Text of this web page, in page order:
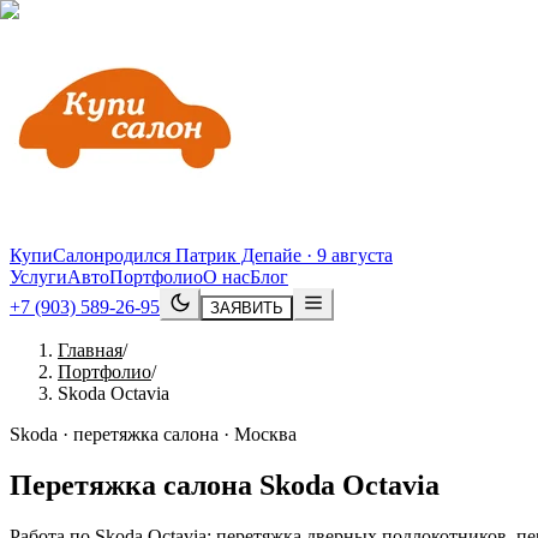
КупиСалонродился Патрик Депайе · 9 августа
УслугиАвтоПортфолиоО насБлог
+7 (903) 589-26-95
ЗАЯВИТЬ
Главная/
Портфолио/
Skoda Octavia
Skoda · перетяжка салона · Москва
Перетяжка салона Skoda Octavia